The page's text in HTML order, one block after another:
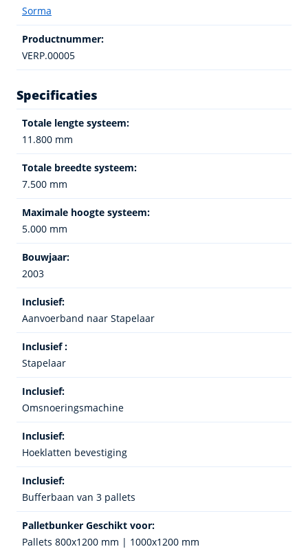
Sorma
Productnummer:
VERP.00005
Specificaties
Totale lengte systeem:
11.800 mm
Totale breedte systeem:
7.500 mm
Maximale hoogte systeem:
5.000 mm
Bouwjaar:
2003
Inclusief:
Aanvoerband naar Stapelaar
Inclusief :
Stapelaar
Inclusief:
Omsnoeringsmachine
Inclusief:
Hoeklatten bevestiging
Inclusief:
Bufferbaan van 3 pallets
Palletbunker Geschikt voor:
Pallets 800x1200 mm | 1000x1200 mm